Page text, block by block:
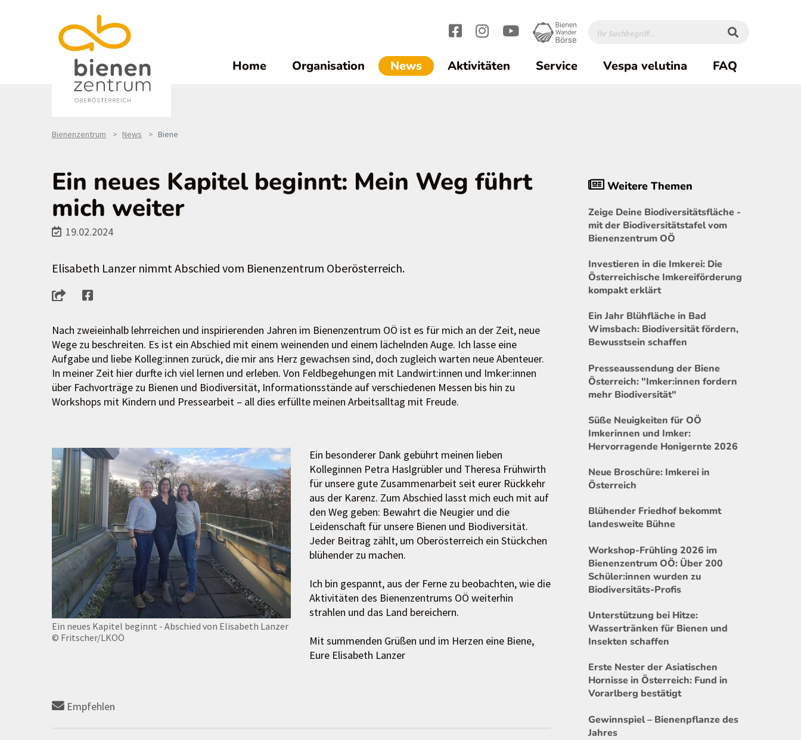
Home Organisation News(current)1
Aktivitäten Service Vespa velutina FAQ
Bienenzentrum News Biene
Ein neues Kapitel beginnt: Mein Weg führt
mich weiter
19.02.2024
Elisabeth Lanzer nimmt Abschied vom Bienenzentrum Oberösterreich.
Nach zweieinhalb lehrreichen und inspirierenden Jahren im Bienenzentrum OÖ ist es für mich an der Zeit, neue
Wege zu beschreiten. Es ist ein Abschied mit einem weinenden und einem lächelnden Auge. Ich lasse eine
Aufgabe und liebe Kolleg:innen zurück, die mir ans Herz gewachsen sind, doch zugleich warten neue Abenteuer.
In meiner Zeit hier durfte ich viel lernen und erleben. Von Feldbegehungen mit Landwirt:innen und Imker:innen
über Fachvorträge zu Bienen und Biodiversität, Informationsstände auf verschiedenen Messen bis hin zu
Workshops mit Kindern und Pressearbeit – all dies erfüllte meinen Arbeitsalltag mit Freude.
Ein neues Kapitel beginnt - Abschied von Elisabeth Lanzer
© Fritscher/LKOÖ
Ein besonderer Dank gebührt meinen lieben
Kolleginnen Petra Haslgrübler und Theresa Frühwirth
für unsere gute Zusammenarbeit seit eurer Rückkehr
aus der Karenz. Zum Abschied lasst mich euch mit auf
den Weg geben: Bewahrt die Neugier und die
Leidenschaft für unsere Bienen und Biodiversität.
Jeder Beitrag zählt, um Oberösterreich ein Stückchen
blühender zu machen.
Ich bin gespannt, aus der Ferne zu beobachten, wie die
Aktivitäten des Bienenzentrums OÖ weiterhin
strahlen und das Land bereichern.
Mit summenden Grüßen und im Herzen eine Biene,
Eure Elisabeth Lanzer
Empfehlen
Weitere Themen
Zeige Deine Biodiversitätsfläche -
mit der Biodiversitätstafel vom
Bienenzentrum OÖ
Investieren in die Imkerei: Die
Österreichische Imkereiförderung
kompakt erklärt
Ein Jahr Blühfläche in Bad
Wimsbach: Biodiversität fördern,
Bewusstsein schaffen
Presseaussendung der Biene
Österreich: "Imker:innen fordern
mehr Biodiversität"
Süße Neuigkeiten für OÖ
Imkerinnen und Imker:
Hervorragende Honigernte 2026
Neue Broschüre: Imkerei in
Österreich
Blühender Friedhof bekommt
landesweite Bühne
Workshop-Frühling 2026 im
Bienenzentrum OÖ: Über 200
Schüler:innen wurden zu
Biodiversitäts-Profis
Unterstützung bei Hitze:
Wassertränken für Bienen und
Insekten schaffen
Erste Nester der Asiatischen
Hornisse in Österreich: Fund in
Vorarlberg bestätigt
Gewinnspiel – Bienenpflanze des
Jahres